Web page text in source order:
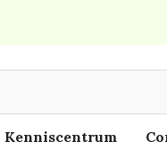
Kenniscentrum